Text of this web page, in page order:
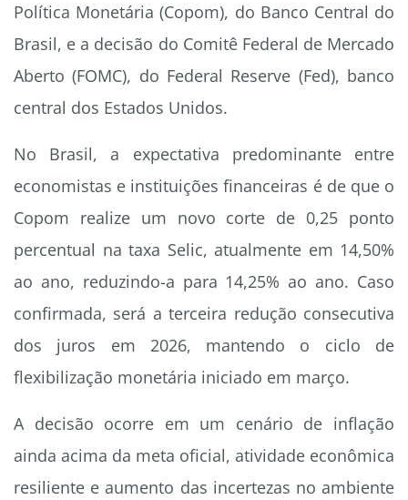
Política Monetária (Copom), do Banco Central do
Brasil, e a decisão do Comitê Federal de Mercado
Aberto (FOMC), do Federal Reserve (Fed), banco
central dos Estados Unidos.
No Brasil, a expectativa predominante entre
economistas e instituições financeiras é de que o
Copom realize um novo corte de 0,25 ponto
percentual na taxa Selic, atualmente em 14,50%
ao ano, reduzindo-a para 14,25% ao ano. Caso
confirmada, será a terceira redução consecutiva
dos juros em 2026, mantendo o ciclo de
flexibilização monetária iniciado em março.
A decisão ocorre em um cenário de inflação
ainda acima da meta oficial, atividade econômica
resiliente e aumento das incertezas no ambiente